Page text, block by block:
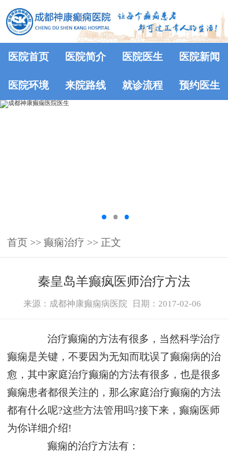
医院首页 医院简介 医院医生 医院新闻
医院环境 来院路线 就诊流程 预约医生
首页 >> 癫痫治疗 >> 正文
秦皇岛羊癫疯医师治疗方法
来源：成都神康癫痫病医院 日期：2017-02-06
治疗癫痫的方法有很多，当然科学治疗
癫痫是关键，不要因为无知而耽误了癫痫病的治
愈，其中家庭治疗癫痫的方法有很多，也是很多
癫痫患者都很关注的，那么家庭治疗癫痫的方法
都有什么呢?这些方法管用吗?接下来，癫痫医师
为你详细介绍!
癫痫的治疗方法有：